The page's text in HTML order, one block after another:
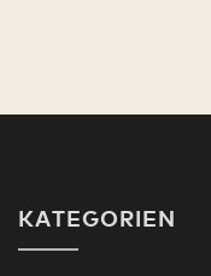
KATEGORIEN